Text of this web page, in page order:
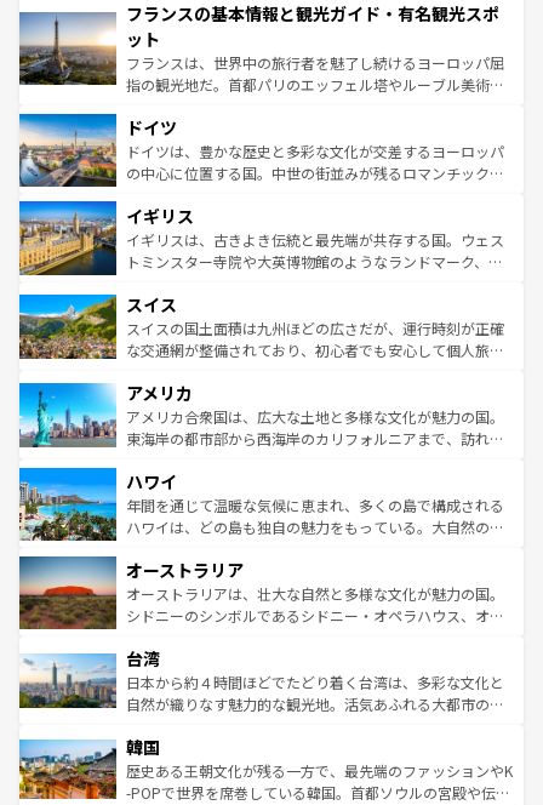
ませてくれるイタリアで、忘れられない旅をしてみよう！
なお、新着のイタリア情報は
しい。
文化が根付くこの国では、情熱的なフラメンコ、熱気あふ
れる闘牛、そして美味しいタパスが生活の一部となってい
る。首都マドリードの洗練された雰囲気や、バルセロナの
アートに溢れた街角から、地方では古代ローマ遺跡や中世
せる。地方によって風土や気候が異なるスペインはその個
性で訪れる人を魅了する。 なお、新着のスペイン情報は コ
ンテンツ一覧を参照してほしい。
フランスの基本情報と観光ガイド・有名観光スポ
ット
フランスは、世界中の旅行者を魅了し続けるヨーロッパ屈
指の観光地だ。首都パリのエッフェル塔やルーブル美術館
で、幅広い魅力が詰まっている。華麗な宮殿、歴史的な大
聖堂、美しいビーチ、そして豊かな自然が、訪れる者を心
から魅了する。また、フランスは美食の国としても知ら
いる。シャンパンの発祥地であるランス、プロヴァンスの
香り高いラベンダー畑など、多彩な楽しみ方が可能だ。さ
らに、パリ以外の地域にも魅力が溢れており、どの街角に
れる地方に足を運ぶとそれぞれで全く異なる文化を体験で
きるだろう。 なお、新着のフランス情報はコンテンツ一覧
を参照してほしい。
ドイツ
ドイツは、豊かな歴史と多彩な文化が交差するヨーロッパ
の中心に位置する国。中世の街並みが残るロマンチック街
顔を持つこの国は、どこを歩いても飽きることがない。ベ
ルリンの文化的活気、バイエルン州のアルプスの絶景、そ
してライン川沿いのワイン畑といった風景は必見。ビール
は、お酒好きな人にはぜひ体験してほしい。 なお、新着の
ドイツ情報はコンテンツ一覧を参照してほしい。
イギリス
イギリスは、古きよき伝統と最先端が共存する国。ウェス
トミンスター寺院や大英博物館のようなランドマーク、歴
リアごとに異なる魅力がある。また、優雅なアフタヌーン
ティー、ビール好きにはたまらない英国パブ、サッカー観
戦など、本場だからこそできる体験も豊富。イギリスを旅
ンツ一覧を参照してほしい。
スイス
スイスの国土面積は九州ほどの広さだが、運行時刻が正確
な交通網が整備されており、初心者でも安心して個人旅行
の建物がそのまま残る町や、スイスならではのユニークな
博物館もあり、アルプス観光だけでなく町歩きも満喫する
ことができる。国民の所得が高いため物価も高いが、旅行
ば市内交通費無料で観光を楽しむこともできる。 なお、新
着のスイス情報はコンテンツ一覧 を参照してほしい。
アメリカ
アメリカ合衆国は、広大な土地と多様な文化が魅力の国。
東海岸の都市部から西海岸のカリフォルニアまで、訪れる
のような巨大都市は、観光、ショッピング、エンターテイ
ンメントが詰まった刺激的なスポットだ。一方、アメリカ
西部には大自然が広がり、グランドキャニオンやイエロー
部のニューオーリンズでは、音楽と美食が融合した独特の
文化が魅力。旅行者はアメリカの各地域で異なる魅力を楽
しみながら、その多様性と豊かな歴史を感じることができ
ならではの贅沢な旅のスタイルだ。 なお、新着のアメリカ
情報はコンテンツ一覧を参照してほしい。
ハワイ
年間を通じて温暖な気候に恵まれ、多くの島で構成される
ハワイは、どの島も独自の魅力をもっている。大自然の神
ワイ島は見逃せない。また、定番の観光地といえばオアフ
島だが、静かな自然を求めるならマウイ島やカウアイ島が
おすすめ。エメラルドグリーンに輝く海をはじめ、豊かな
れるおもてなしの心で訪れる人々を迎えてくれるハワイの
人々、おいしいローカルフードやハワイアンミュージッ
ク、伝統的なフラダンスなど、すべてがハワイの魅力を彩
ワイを、存分に味わってほしい。 なお、新着のハワイ情報
はコンテンツ一覧を参照してほしい。
オーストラリア
オーストラリアは、壮大な自然と多様な文化が魅力の国。
シドニーのシンボルであるシドニー・オペラハウス、オー
リアリーフや大陸中央部にそびえるウルル（エアーズロッ
ク）、タスマニアの美しい原生林やケアンズの熱帯雨林な
ど、見どころがたくさん。また、カフェやワイン、オージ
いる。アクティビティも充実しており、サーフィンやダイ
ビング、ハイキングなど、アウトドア好きにはたまらな
い。オーストラリアの多彩な魅力を存分に味わいつくそ
台湾
日本から約４時間ほどでたどり着く台湾は、多彩な文化と
自然が織りなす魅力的な観光地。活気あふれる大都市の台
ン）、静ひつな山岳地帯である台湾東部など、都市の喧騒
と山間の静けさが共存しており、訪れる人に新しい発見と
驚きをもたらしてくれる。また、奥深い台湾の食文化も魅
韓国
歴史ある王朝文化が残る一方で、最先端のファッションやK
-POPで世界を席巻している韓国。首都ソウルの宮殿や伝統